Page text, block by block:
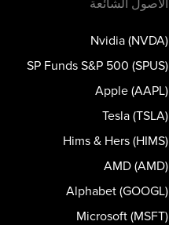
الأصول الشائعة
Nvidia (NVDA)
SP Funds S&P 500 (SPUS)
Apple (AAPL)
Tesla (TSLA)
Hims & Hers (HIMS)
AMD (AMD)
Alphabet (GOOGL)
Microsoft (MSFT)